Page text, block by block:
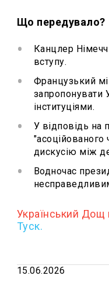
Що передувало?
Канцлер
вступу.
Французький
запропонувати
інституціями.
У відповідь на
"асоційованого
дискусію між
Водночас
Український Дощ
Туск.
15.06.2026